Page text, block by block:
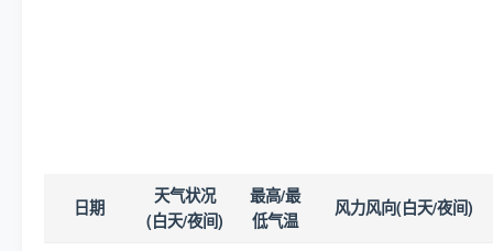
日期
天气状况
(白天/夜间)
最高/最
低气温
风力风向(白天/夜间)